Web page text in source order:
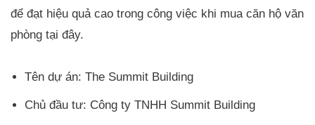
để đạt hiệu quả cao trong công việc khi mua căn hộ văn
phòng tại đây.
Tên dự án: The Summit Building
Chủ đầu tư: Công ty TNHH Summit Building